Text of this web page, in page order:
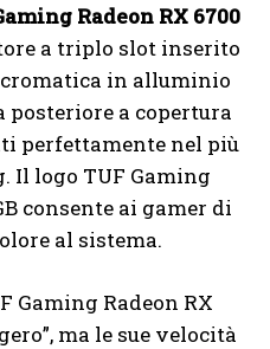
Radeon RX 6700
a triplo slot inserito
in alluminio
posteriore a copertura
perfettamente nel più
Il logo TUF Gaming
consente ai gamer di
al sistema.
Gaming Radeon RX
ma le sue velocità